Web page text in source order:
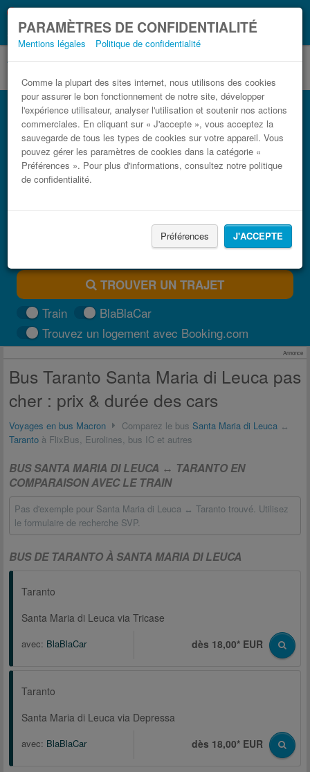
PARAMÈTRES DE CONFIDENTIALITÉ
Mentions légales Politique de confidentialité
Comme la plupart des sites internet, nous utilisons des cookies
pour assurer le bon fonctionnement de notre site, développer
l'expérience utilisateur, analyser l'utilisation et soutenir nos actions
commerciales. En cliquant sur « J'accepte », vous acceptez la
sauvegarde de tous les types de cookies sur votre appareil. Vous
pouvez gérer les paramètres de cookies dans la catégorie «
Préférences ». Pour plus d'informations, consultez notre politique
de confidentialité.
Préférences J'ACCEPTE
Coronavirus (COVID-19):Ce que vous devez
savoir, lorsque vous voyagez
Bus Santa Maria di Leuca Taranto pas
cher
Trouvez votre billet de bus moins cher
TROUVER UN TRAJET
Train
BlaBlaCar
Trouvez un logement avec Booking.com
Annonce
Bus Taranto Santa Maria di Leuca pas
cher : prix & durée des cars
Voyages en bus Macron Comparez le bus Santa Maria di Leuca ↔
Taranto à FlixBus, Eurolines, bus IC et autres
BUS SANTA MARIA DI LEUCA ↔ TARANTO EN
COMPARAISON AVEC LE TRAIN
Pas d'exemple pour Santa Maria di Leuca ↔ Taranto trouvé. Utilisez
le formulaire de recherche SVP.
BUS DE TARANTO À SANTA MARIA DI LEUCA
Taranto
Santa Maria di Leuca via Tricase
avec: BlaBlaCar dès 18,00* EUR
Taranto
Santa Maria di Leuca via Depressa
avec: BlaBlaCar dès 18,00* EUR